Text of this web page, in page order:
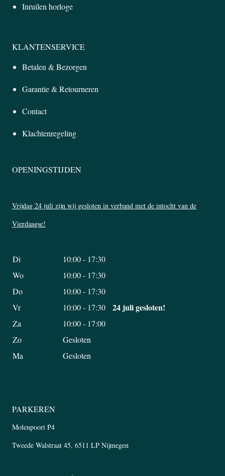
Inruilen horloge
KLANTENSERVICE
Betalen & Bezorgen
Garantie & Retourneren
Contact
Klachtenregeling
OPENINGSTIJDEN
Vrijdag 24 juli zijn wij gesloten in verband met de intocht van de
Vierdaagse!
Di
10:00 - 17:30
Wo
10:00 - 17:30
Do
10:00 - 17:30
Vr
10:00 - 17:30 24 juli gesloten!
Za
10:00 - 17:00
Zo
Gesloten
Ma
Gesloten
PARKEREN
Molenpoort P4
Tweede Walstraat 45, 6511 LP Nijmegen